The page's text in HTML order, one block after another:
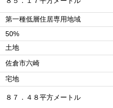
第一種低層住居専用地域
50%
土地
佐倉市六崎
宅地
８７．４８平方メートル